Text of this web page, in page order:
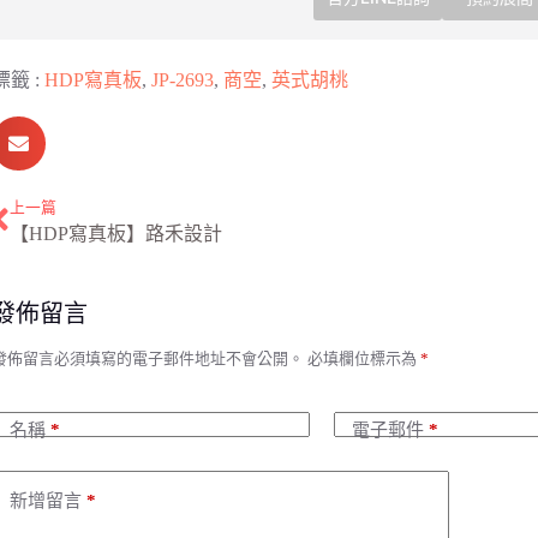
籤 : HDP寫真板, JP-2693, 商空, 英式胡桃
上一篇
【HDP寫真板】路禾設計
佈留言
佈留言必須填寫的電子郵件地址不會公開。 必填欄位標示為 *
名稱* 電子郵件*
新增留言*